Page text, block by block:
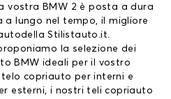
vostra BMW 2 è posta a dura
a lungo nel tempo, il migliore
della Stilistauto.it.
la selezione dei
BMWideali per il vostro
copriauto per interni e
esterni, i nostri teli copriauto